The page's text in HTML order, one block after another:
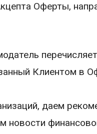
Оферты,
Клиентом в
даем
новости